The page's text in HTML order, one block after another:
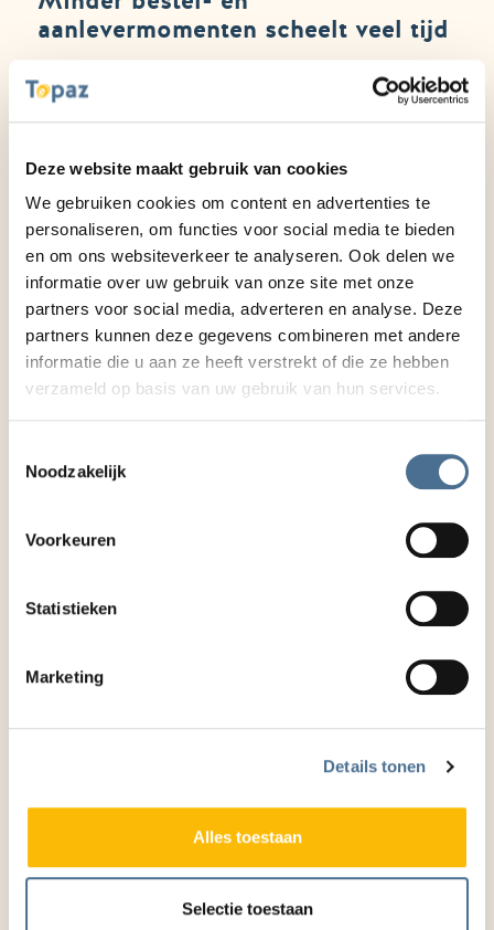
Deze website maakt gebruik van cookies
We gebruiken cookies om content en advertenties te
personaliseren, om functies voor social media te bieden
en om ons websiteverkeer te analyseren. Ook delen we
informatie over uw gebruik van onze site met onze
partners voor social media, adverteren en analyse. Deze
partners kunnen deze gegevens combineren met andere
informatie die u aan ze heeft verstrekt of die ze hebben
verzameld op basis van uw gebruik van hun services.
Noodzakelijk
Voorkeuren
Statistieken
Marketing
Details tonen
Alles toestaan
Selectie toestaan
aanlevermomenten scheelt veel tijd
In Overduin is een proef gedaan met minder
bestelmomenten per week en dat pakte positief uit.
René van Elferen:“Het bespaart de medewerkers
voor de medewerkers geeft meer rust op de
afdelingen. Het doel is dat onze vakmensen zich
bezig kunnen houden met de bewoners en dat
'het gedoe' bij ze wordt weggenomen. We
hebben regelmatig overleg met Zorgboodschap
zodat de serviceafspraken die we hebben
opgenomen in het contract goed worden
nageleefd en wij onze ervaringen kunnen
terugkoppelen.”
Op de foto voor Lakenhof, v.l.n.r.: Vincent Bos
(algemeen directeur Zorgboodschap), Jennifer
Rik Ulsamer de Waard (sr. inkoopadviseur
Zorgboodschap) en René van Elferen (teamleider